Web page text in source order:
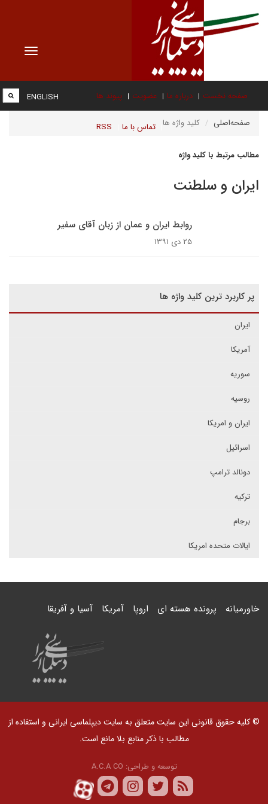
Toggle
صفحه نخست درباره ما عضویت پیوند ها
تماس با ما RSS
ENGLISH
صفحه‌اصلی کلید واژه ها
مطالب مرتبط با کلید واژه
ایران و سلطنت
روابط ایران و عمان از زبان آقای سفیر
۲۵ دی ۱۳۹۱
پر کاربرد ترین کلید واژه ها
ایران
آمریکا
سوریه
روسیه
ایران و امریکا
اسرائیل
دونالد ترامپ
ترکیه
برجام
ایالات متحده امریکا
خاورمیانه پرونده هسته ای اروپا آمریکا آسیا و آفریقا
© کلیه حقوق قانونی این سایت متعلق به سایت دیپلماسی ایرانی و استفاده از
مطالب با ذکر منابع بلا مانع است.
توسعه و طراحی: A.C.A CO